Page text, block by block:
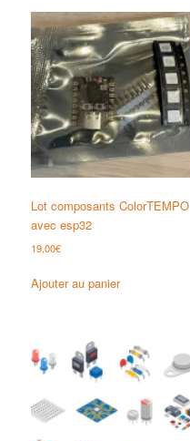
Lot composants ColorTEMPO
avec esp32
19,00€
Ajouter au panier